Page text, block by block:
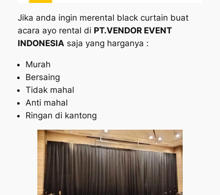
Jika anda ingin merental black curtain buat
acara ayo rental di PT.VENDOR EVENT
INDONESIA saja yang harganya :
Murah
Bersaing
Tidak mahal
Anti mahal
Ringan di kantong